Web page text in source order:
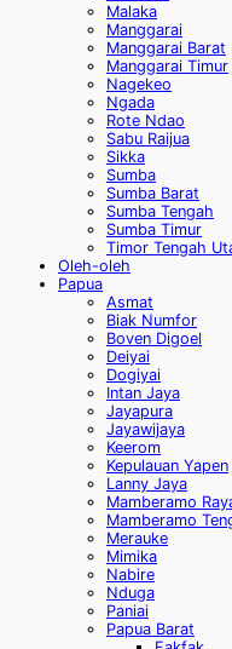
Malaka
Manggarai
Manggarai Barat
Manggarai Timur
Nagekeo
Ngada
Rote Ndao
Sabu Raijua
Sikka
Sumba
Sumba Barat
Sumba Tengah
Sumba Timur
Timor Tengah
Oleh-oleh
Papua
Asmat
Biak Numfor
Boven Digoel
Deiyai
Dogiyai
Intan Jaya
Jayapura
Jayawijaya
Keerom
Kepulauan Yapen
Lanny Jaya
Mamberamo
Mamberamo
Merauke
Mimika
Nabire
Nduga
Paniai
Papua Barat